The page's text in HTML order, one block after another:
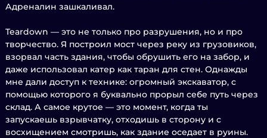
Адреналин зашкаливал.
Teardown — это не только про разрушения, но и про
творчество. Я построил мост через реку из грузовиков,
взорвал часть здания, чтобы обрушить его на забор, и
даже использовал катер как таран для стен. Однажды
мне дали доступ к технике: огромный экскаватор, с
помощью которого я буквально прорыл себе путь через
склад. А самое крутое — это момент, когда ты
запускаешь взрывчатку, отходишь в сторону и с
восхищением смотришь, как здание оседает в руины.